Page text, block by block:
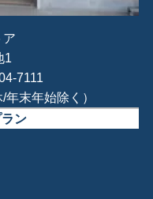
ア
1
7111
末年始除く）
ン